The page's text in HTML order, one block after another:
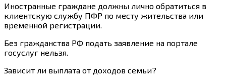
Иностранные граждане должны лично обратиться в
клиентскую службу ПФР по месту жительства или
временной регистрации.
Без гражданства РФ подать заявление на портале
госуслуг нельзя.
Зависит ли выплата от доходов семьи?